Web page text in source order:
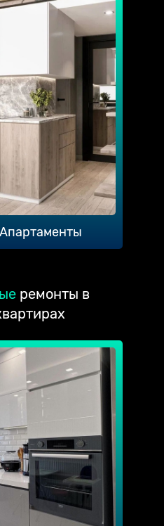
ремонты в